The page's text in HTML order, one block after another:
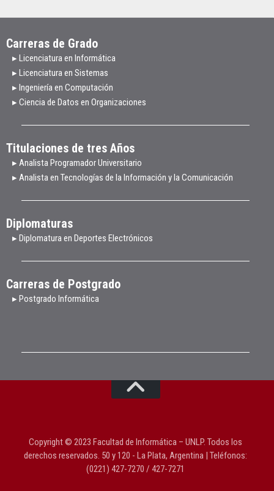
Carreras de Grado
▸ Licenciatura en Informática
▸ Licenciatura en Sistemas
▸ Ingeniería en Computación
▸ Ciencia de Datos en Organizaciones
Titulaciones de tres Años
▸ Analista Programador Universitario
▸ Analista en Tecnologías de la Información y la Comunicación
Diplomaturas
▸ Diplomatura en Deportes Electrónicos
Carreras de Postgrado
▸ Postgrado Informática
Copyright © 2023 Facultad de Informática – UNLP. Todos los
derechos reservados. 50 y 120 - La Plata, Argentina | Teléfonos:
(0221) 427-7270 / 427-7271